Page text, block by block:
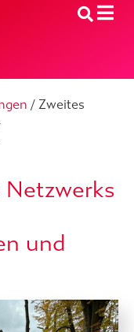
/ Zweites
Netzwerks
und